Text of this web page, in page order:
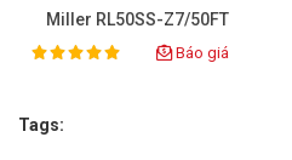
Miller RL50SS-Z7/50FT
Rating:
100% Báo giá
Tags: